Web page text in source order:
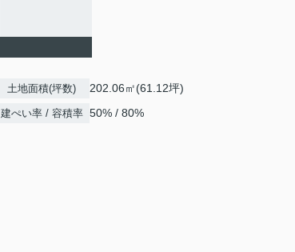
土地面積(坪数) 202.06㎡(61.12坪)
建ぺい率 / 容積率 50% / 80%